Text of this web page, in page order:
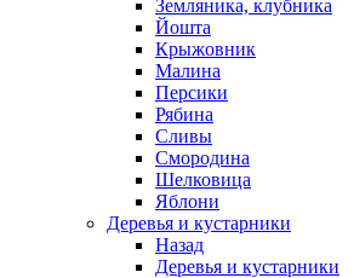
Земляника, клубника
Йошта
Крыжовник
Малина
Персики
Рябина
Сливы
Смородина
Шелковица
Яблони
Деревья и кустарники
Назад
Деревья и кустарники